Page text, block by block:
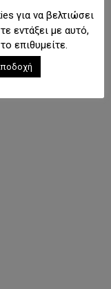
για να βελτιώσει
εντάξει με αυτό,
επιθυμείτε.